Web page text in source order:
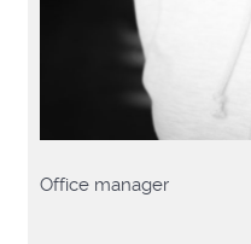
Office manager